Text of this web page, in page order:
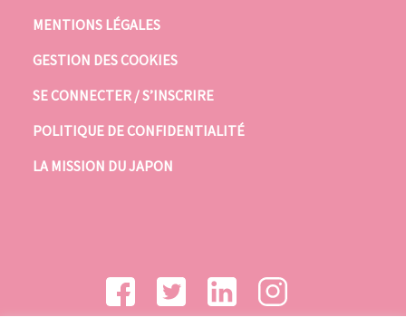
MENTIONS LÉGALES
GESTION DES COOKIES
SE CONNECTER / S’INSCRIRE
POLITIQUE DE CONFIDENTIALITÉ
LA MISSION DU JAPON